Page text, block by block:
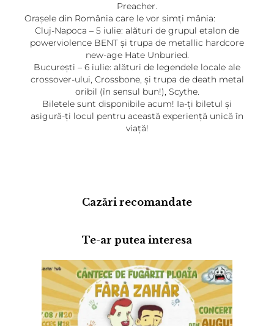
Preacher.
Orașele din România care le vor simți mânia:
Cluj-Napoca – 5 iulie: alături de grupul etalon de
powerviolence BENT și trupa de metallic hardcore
new-age Hate Unburied.
București – 6 iulie: alături de legendele locale ale
crossover-ului, Crossbone, și trupa de death metal
oribil (în sensul bun!), Scythe.
Biletele sunt disponibile acum! Ia-ți biletul și
asigură-ți locul pentru această experiență unică în
viață!
Adaugă review
Cazări recomandate
Te-ar putea interesa